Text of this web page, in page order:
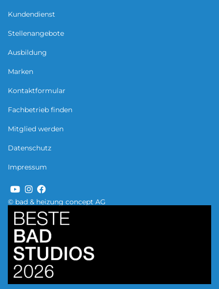
© bad & heizung concept AG
Kundendienst
Stellenangebote
Ausbildung
Marken
Kontaktformular
Fachbetrieb finden
Mitglied werden
Datenschutz
Impressum